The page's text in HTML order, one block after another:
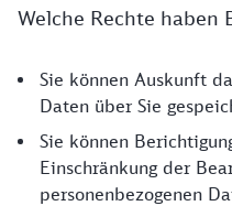
Welche Rechte haben
Sie können Auskunft
Daten über Sie
Sie können
Einschränkung der
personenbezogenen